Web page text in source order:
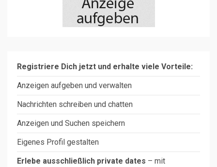
Registriere Dich jetzt und erhalte viele Vorteile:
Anzeigen aufgeben und verwalten
Nachrichten schreiben und chatten
Anzeigen und Suchen speichern
Eigenes Profil gestalten
Erlebe ausschließlich private dates – mit